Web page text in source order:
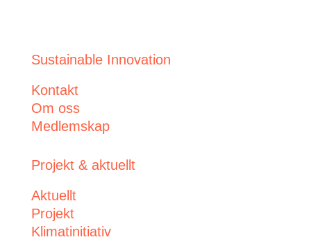
Sustainable Innovation
Kontakt
Om oss
Medlemskap
Projekt & aktuellt
Aktuellt
Projekt
Klimatinitiativ